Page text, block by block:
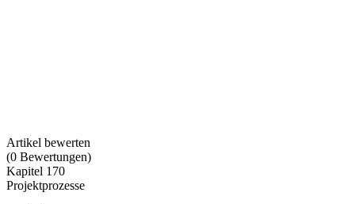
Artikel bewerten
(0 Bewertungen)
Kapitel 170
Projektprozesse